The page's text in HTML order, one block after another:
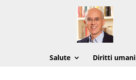
Salute Diritti umani